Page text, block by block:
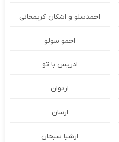
احمدسلو و اشکان کریمخانی
احمو سولو
ادریس با تو
اردوان
ارسان
ارشیا سبحان